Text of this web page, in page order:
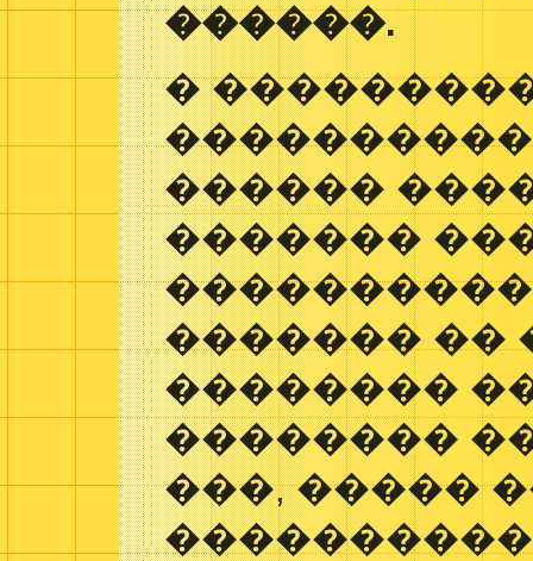
������.
�
������
�������
������� ��
��������
��������
���, �����